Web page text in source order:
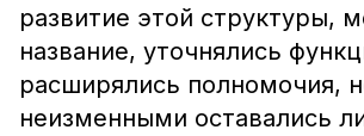
развитие этой структуры,
название, уточнялись
расширялись полномочия,
неизменными оставались